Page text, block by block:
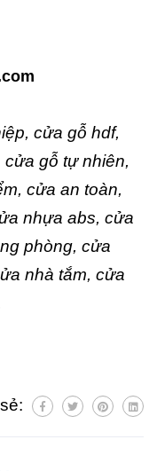
cửa gỗ hdf,
gỗ tự nhiên,
cửa an toàn,
nhựa abs, cửa
phòng, cửa
nhà tắm, cửa